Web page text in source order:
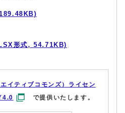
形式, 54.71KB)
イティブコモンズ）ライセン
で提供いたします。